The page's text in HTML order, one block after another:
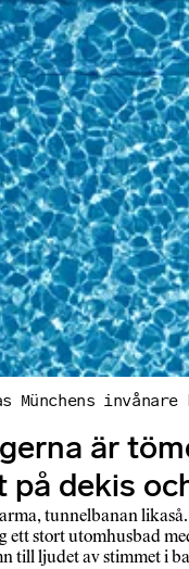
invånare
är
dekis
tunnelbanan
stort utomhusbad
till ljudet av stimmet i